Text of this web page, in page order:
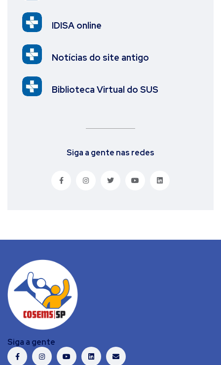
IDISA online
Notícias do site antigo
Biblioteca Virtual do SUS
Siga a gente nas redes
Siga a gente